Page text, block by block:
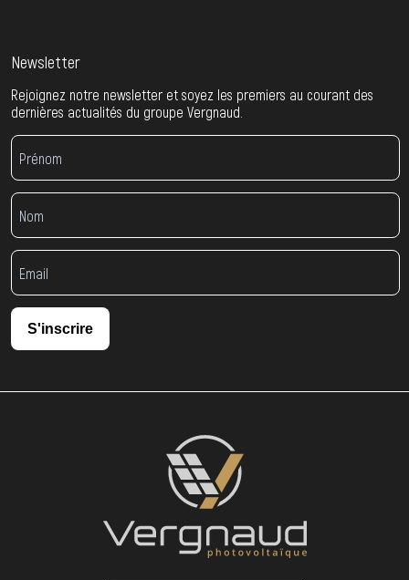
Newsletter
Rejoignez notre newsletter et soyez les premiers au courant des
dernières actualités du groupe Vergnaud.
S'inscrire